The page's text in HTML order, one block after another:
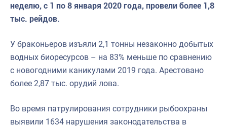
неделю, с 1 по 8 января 2020 года, провели более 1,8
тыс. рейдов.
У браконьеров изъяли 2,1 тонны незаконно добытых
водных биоресурсов – на 83% меньше по сравнению
с новогодними каникулами 2019 года. Арестовано
более 2,87 тыс. орудий лова.
Во время патрулирования сотрудники рыбоохраны
выявили 1634 нарушения законодательства в